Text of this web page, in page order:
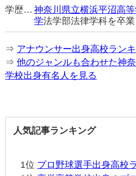
学歴… 神奈川県立横浜平沼高
学法学部法律学科を卒業
⇒ アナウンサー出身高校ラン
⇒ 他のジャンルも合わせた神
学校出身有名人を見る
人気記事ランキング
1位 プロ野球選手出身高校